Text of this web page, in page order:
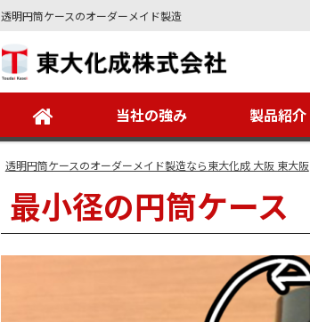
透明円筒ケースのオーダーメイド製造
当社の強み 製品紹介
透明円筒ケースのオーダーメイド製造なら東大化成 大阪 東大阪
最小径の円筒ケース